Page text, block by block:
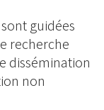
guidées
recherche
dissémination
non